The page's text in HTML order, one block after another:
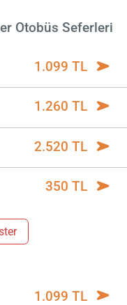
Otobüs Seferleri
1.099 TL
1.260 TL
2.520 TL
350 TL
1.099 TL